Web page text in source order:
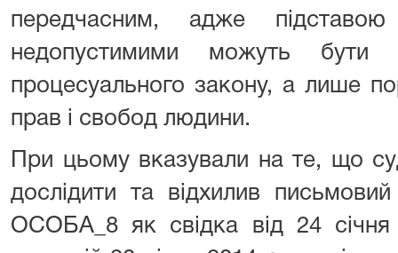
передчасним, адже
недопустимими можуть бути
процесуального закону, а лише
прав і свобод людини.
При цьому вказували на те, що
дослідити та відхилив
ОСОБА_8 як свідка від 24